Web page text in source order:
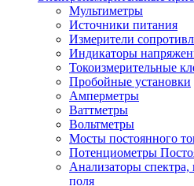
Мультиметры
Источники питания
Измерители
Индикаторы
Токоизмерительные
Пробойные установки
Амперметры
Ваттметры
Вольтметры
Мосты постоянного
Потенциометры
Анализаторы
поля